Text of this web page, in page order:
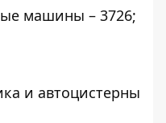
машины – 3726;
и автоцистерны